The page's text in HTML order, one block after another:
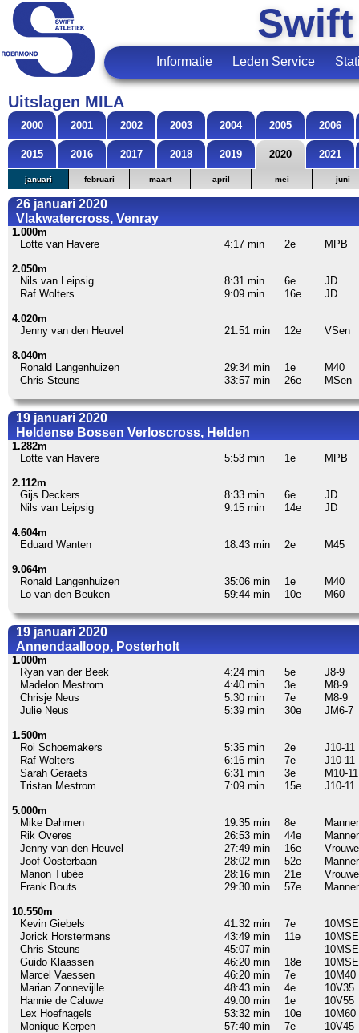
Informatie Leden Service
Uitslagen MILA
2000 2001 2002 2003 2004 2005 2006
2015 2016 2017 2018 2019 2020 2021
januari februari maart april mei juni
26 januari 2020
Vlakwatercross, Venray
1.000m
Lotte van Havere
4:17 min 2e MPB
2.050m
Nils van Leipsig
8:31 min 6e
JD
Raf Wolters
9:09 min 16e JD
4.020m
Jenny van den Heuvel
21:51 min 12e VSen
8.040m
Ronald Langenhuizen
29:34 min 1e
M40
Chris Steuns
33:57 min 26e MSen
19 januari 2020
Heldense Bossen Verloscross, Helden
1.282m
Lotte van Havere
5:53 min 1e MPB
2.112m
Gijs Deckers
8:33 min 6e
JD
Nils van Leipsig
9:15 min 14e JD
4.604m
Eduard Wanten
18:43 min 2e M45
9.064m
Ronald Langenhuizen
35:06 min 1e
M40
Lo van den Beuken
59:44 min 10e M60
19 januari 2020
Annendaalloop, Posterholt
1.000m
Ryan van der Beek
4:24 min 5e
J8-9
Madelon Mestrom
4:40 min 3e
M8-9
Chrisje Neus
5:30 min 7e
M8-9
Julie Neus
5:39 min 30e JM6-7
1.500m
Roi Schoemakers
5:35 min 2e
J10-11
Raf Wolters
6:16 min 7e
J10-11
Sarah Geraets
6:31 min 3e
M10-11
Tristan Mestrom
7:09 min 15e J10-11
5.000m
Mike Dahmen
19:35 min 8e
Rik Overes
26:53 min 44e
Jenny van den Heuvel
27:49 min 16e
Joof Oosterbaan
28:02 min 52e
Manon Tubée
28:16 min 21e
Frank Bouts
29:30 min 57e
10.550m
Kevin Giebels
41:32 min 7e
10MSE
Jorick Horstermans
43:49 min 11e
10MSE
Chris Steuns
45:07 min
Guido Klaassen
46:20 min 18e
10MSE
Marcel Vaessen
46:20 min 7e
10M40
Marian Zonnevijlle
48:43 min 4e
10V35
Hannie de Caluwe
49:00 min 1e
10V55
Lex Hoefnagels
53:32 min 10e
10M60
Monique Kerpen
57:40 min 7e 10V45